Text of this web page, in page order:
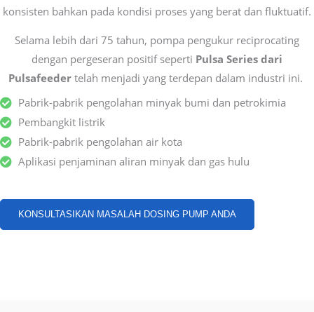
konsisten bahkan pada kondisi proses yang berat dan fluktuatif.
Selama lebih dari 75 tahun, pompa pengukur reciprocating
dengan pergeseran positif seperti Pulsa Series dari
Pulsafeeder telah menjadi yang terdepan dalam industri ini.
Pabrik-pabrik pengolahan minyak bumi dan petrokimia
Pembangkit listrik
Pabrik-pabrik pengolahan air kota
Aplikasi penjaminan aliran minyak dan gas hulu
KONSULTASIKAN MASALAH DOSING PUMP ANDA